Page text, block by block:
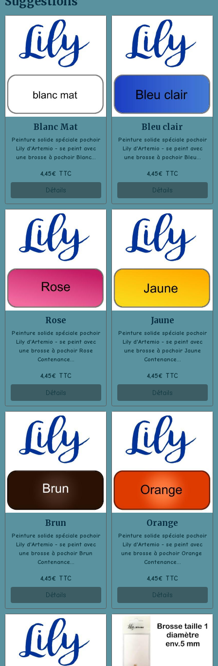
Blanc Mat
Peinture solide spéciale pochoir
Lily d'Artemio - se peint avec
une brosse à pochoir Blanc...
4,45€ TTC
Détails
Bleu clair
Peinture solide spéciale pochoir
Lily d'Artemio - se peint avec
une brosse à pochoir Bleu...
4,45€ TTC
Détails
Rose
Peinture solide spéciale pochoir
Lily d'Artemio - se peint avec
une brosse à pochoir Rose
Contenance...
4,45€ TTC
Détails
Jaune
Peinture solide spéciale pochoir
Lily d'Artemio - se peint avec
une brosse à pochoir Jaune
Contenance...
4,45€ TTC
Détails
Brun
Peinture solide spéciale pochoir
Lily d'Artemio - se peint avec
une brosse à pochoir Brun
Contenance...
4,45€ TTC
Détails
Orange
Peinture solide spéciale pochoir
Lily d'Artemio - se peint avec
une brosse à pochoir Orange
Contenance...
4,45€ TTC
Détails